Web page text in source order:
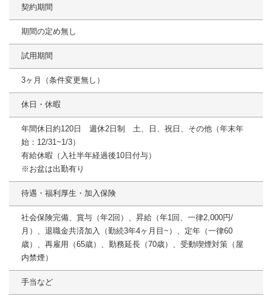
契約期間
期間の定め無し
試用期間
3ヶ月（条件変更無し）
休日・休暇
年間休日約120日 週休2日制 土、日、祝日、その他（年末年
始：12/31~1/3）
有給休暇（入社半年経過後10日付与）
※お盆は出勤有り
待遇・福利厚生・加入保険
社会保険完備、賞与（年2回）、昇給（年1回、一律2,000円/
月）、退職金共済加入（勤続3年4ヶ月目~）、定年（一律60
歳）、再雇用（65歳）、勤務延長（70歳）、受動喫煙対策（屋
内禁煙）
手当など